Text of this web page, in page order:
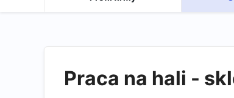
Praca na hali -